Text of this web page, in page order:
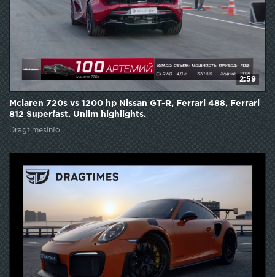
2:59
Mclaren 720s vs 1200 hp Nissan GT-R, Ferrari 488, Ferrari
812 Superfast. Unlim highlights.
DragtimesInfo